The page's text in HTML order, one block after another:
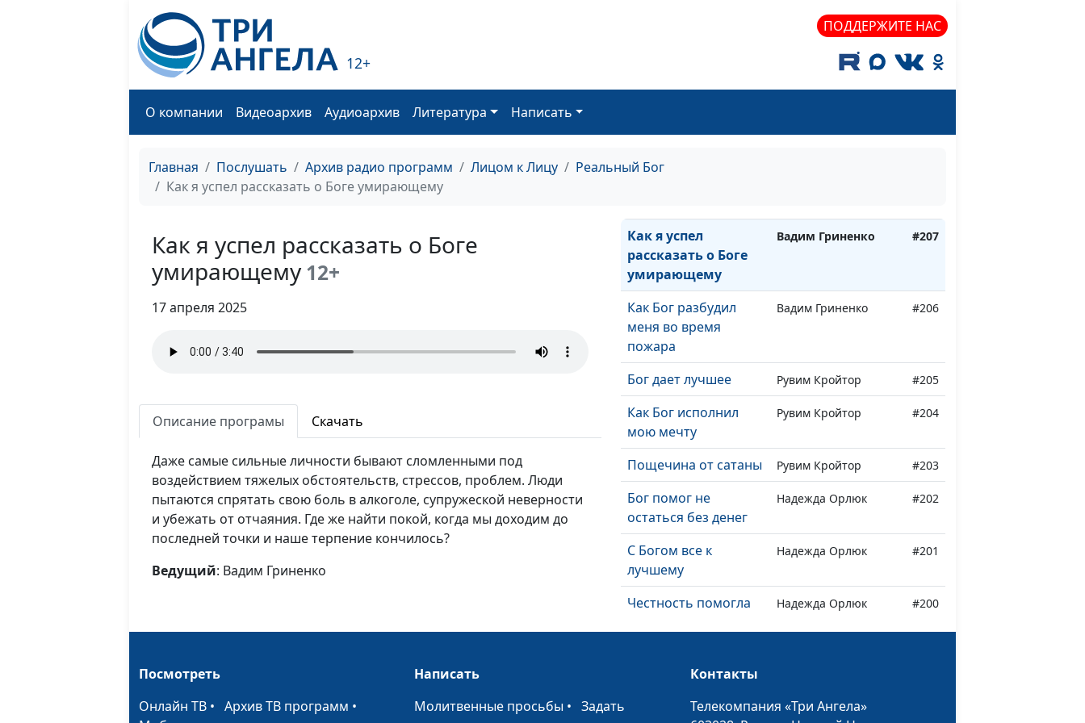
12+
ПОДДЕРЖИТЕ НАС
О компании Видеоархив Аудиоархив Литература Написать
Главная Послушать Архив радио программ Лицом к Лицу
Реальный Бог
Как я успел рассказать о Боге умирающему
Как я успел рассказать о Боге
умирающему 12+
17 апреля 2025
Описание програмы Скачать
Даже самые сильные личности бывают сломленными под
воздействием тяжелых обстоятельств, стрессов, проблем. Люди
пытаются спрятать свою боль в алкоголе, супружеской неверности
и убежать от отчаяния. Где же найти покой, когда мы доходим до
последней точки и наше терпение кончилось?
Ведущий: Вадим Гриненко
как пушинку
Как я успел
рассказать о Боге
умирающему
Вадим Гриненко #207
Как Бог разбудил
меня во время
пожара
Вадим Гриненко #206
Бог дает лучшее Рувим Кройтор #205
Как Бог исполнил
мою мечту
Рувим Кройтор #204
Пощечина от сатаны Рувим Кройтор #203
Бог помог не
остаться без денег
Надежда Орлюк #202
С Богом все к
лучшему
Надежда Орлюк #201
Честность помогла
Надежда Орлюк #200
к нам во время
Посмотреть
Онлайн ТВ • Архив ТВ программ •
Написать
Молитвенные просьбы •Задать
Контакты
Телекомпания «Три Ангела»